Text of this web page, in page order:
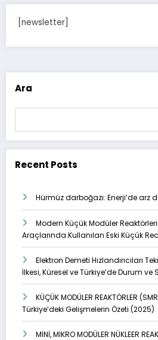
[newsletter]
Ara
Recent Posts
Hürmüz darboğazı: Enerji’de arz
Modern Küçük Modüler
Araçlarında Kullanılan Eski Küçük
Elektron Demeti Hızlandırıcıları
İlkesi, Küresel ve Türkiye’de Durum
KÜÇÜK MODÜLER REAKTÖRLER
Türkiye’deki Gelişmelerin Özeti (2025)
MİNİ, MİKRO MODÜLER NÜKLEER